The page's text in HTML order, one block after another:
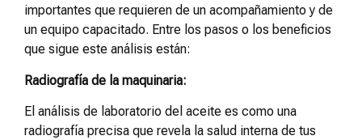
importantes que requieren de un acompañamiento y de
un equipo capacitado. Entre los pasos o los beneficios
que sigue este análisis están:
Radiografía de la maquinaria:
El análisis de laboratorio del aceite es como una
radiografía precisa que revela la salud interna de tus